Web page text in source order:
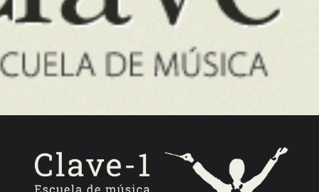
Contacto